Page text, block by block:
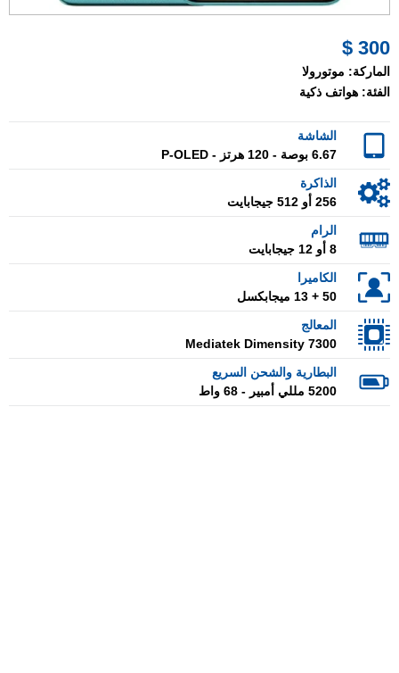
300 $
الماركة: موتورولا
الفئة: هواتف ذكية
الشاشة
6.67 بوصة - 120 هرتز - P-OLED
الذاكرة
256 أو 512 جيجابايت
الرام
8 أو 12 جيجابايت
الكاميرا
50 + 13 ميجابكسل
المعالج
Mediatek Dimensity 7300
البطارية والشحن السريع
5200 مللي أمبير - 68 واط